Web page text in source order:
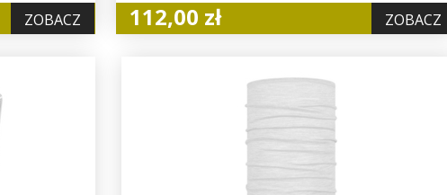
ZOBACZ 112,00 zł ZOBACZ